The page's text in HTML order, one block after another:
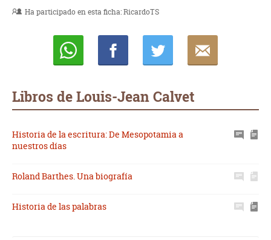
Ha participado en esta ficha:RicardoTS
Libros de Louis-Jean Calvet
Historia de la escritura: De Mesopotamia a
nuestros días
Roland Barthes. Una biografía
Historia de las palabras